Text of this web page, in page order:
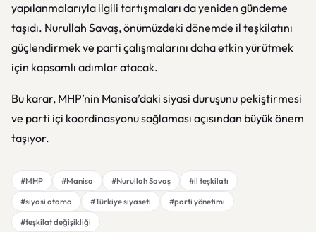
yapılanmalarıyla ilgili tartışmaları da yeniden gündeme
taşıdı. Nurullah Savaş, önümüzdeki dönemde il teşkilatını
güçlendirmek ve parti çalışmalarını daha etkin yürütmek
için kapsamlı adımlar atacak.
Bu karar, MHP’nin Manisa’daki siyasi duruşunu pekiştirmesi
ve parti içi koordinasyonu sağlaması açısından büyük önem
taşıyor.
#MHP #Manisa #Nurullah Savaş
#il teşkilatı
#siyasi atama
#Türkiye siyaseti
#parti yönetimi
#teşkilat değişikliği